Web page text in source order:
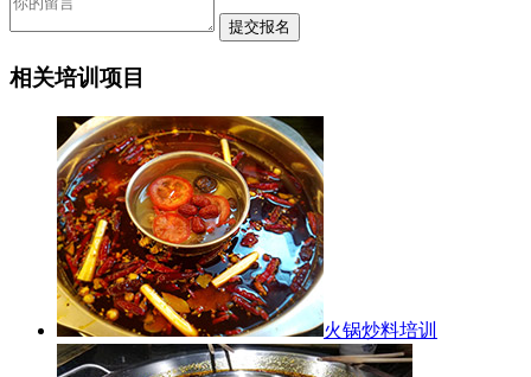
相关培训项目
火锅炒料培训